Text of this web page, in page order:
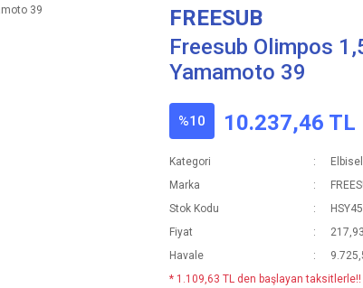
FREESUB
Freesub Olimpos
Yamamoto 39
%10 10.237,46 TL
Kategori
Marka
Stok Kodu
Fiyat
Havale
* 1.109,63 TL den başlayan taksitlerle!!